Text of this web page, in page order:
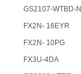
GS2107-WTBD-N
FX2N- 16EYR
FX2N- 10PG
FX3U-4DA